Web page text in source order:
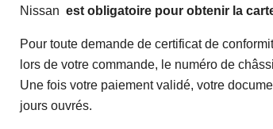
Nissan est obligatoire pour obtenir la
Pour toute demande de certificat de
lors de votre commande, le numéro de
Une fois votre paiement validé, votre
jours ouvrés.